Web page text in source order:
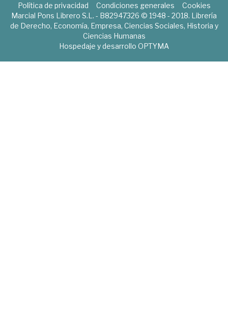
Política de privacidad Condiciones generales
Cookies
Marcial Pons Librero S.L. - B82947326 © 1948 - 2018. Librería
de Derecho, Economía, Empresa, Ciencias Sociales, Historia y
Ciencias Humanas
Hospedaje y desarrollo OPTYMA